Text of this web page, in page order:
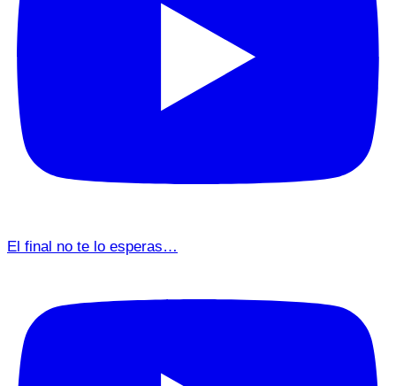
El final no te lo esperas…